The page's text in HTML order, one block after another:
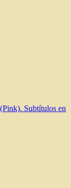
Subtítulos en